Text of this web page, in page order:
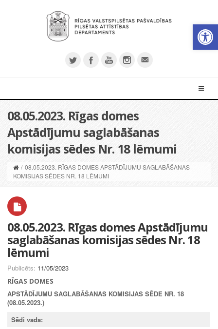
08.05.2023. Rīgas domes
Apstādījumu saglabāšanas
komisijas sēdes Nr. 18 lēmumi
/ 08.05.2023. RĪGAS DOMES APSTĀDĪJUMU SAGLABĀŠANAS
KOMISIJAS SĒDES NR. 18 LĒMUMI
08.05.2023. Rīgas domes Apstādījumu
saglabāšanas komisijas sēdes Nr. 18
lēmumi
Publicēts: 11/05/2023
RĪGAS DOMES
APSTĀDĪJUMU SAGLABĀŠANAS KOMISIJAS SĒDE NR. 18
(08.05.2023.)
Sēdi vada: